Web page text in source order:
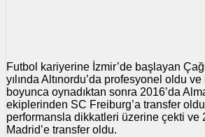
Futbol kariyerine İzmir’de başlayan
yılında Altınordu’da profesyonel oldu
boyunca oynadıktan sonra 2016’da
ekiplerinden SC Freiburg’a transfer
performansla dikkatleri üzerine çekti ve
Madrid’e transfer oldu.